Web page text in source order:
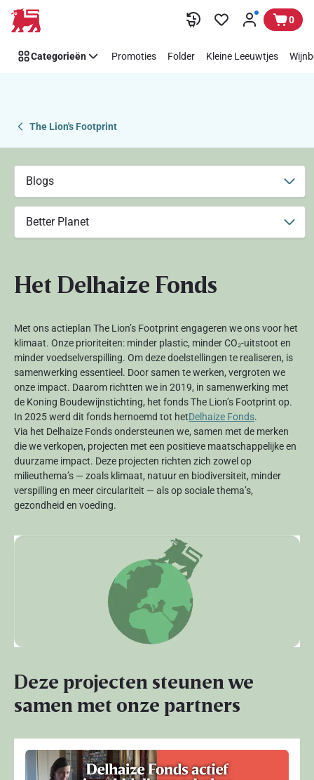
Overslaan
Fond
The
Footprint
0
Categorieën Promoties Folder Kleine Leeuwtjes
The Lion's Footprint
Blogs
Better Planet
Het Delhaize Fonds
Met ons actieplan The Lion’s Footprint engageren we ons voor het
klimaat. Onze prioriteiten: minder plastic, minder CO₂-uitstoot en
minder voedselverspilling. Om deze doelstellingen te realiseren, is
samenwerking essentieel. Door samen te werken, vergroten we
onze impact. Daarom richtten we in 2019, in samenwerking met
de Koning Boudewijnstichting, het fonds The Lion’s Footprint op.
In 2025 werd dit fonds hernoemd tot hetDelhaize Fonds.
Via het Delhaize Fonds ondersteunen we, samen met de merken
die we verkopen, projecten met een positieve maatschappelijke en
duurzame impact. Deze projecten richten zich zowel op
milieuthema’s — zoals klimaat, natuur en biodiversiteit, minder
verspilling en meer circulariteit — als op sociale thema’s,
gezondheid en voeding.
Deze projecten steunen we
samen met onze partners